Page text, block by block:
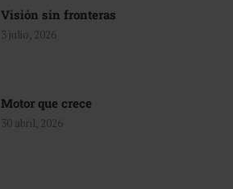
Visión sin fronteras
3 julio, 2026
Motor que crece
30 abril, 2026